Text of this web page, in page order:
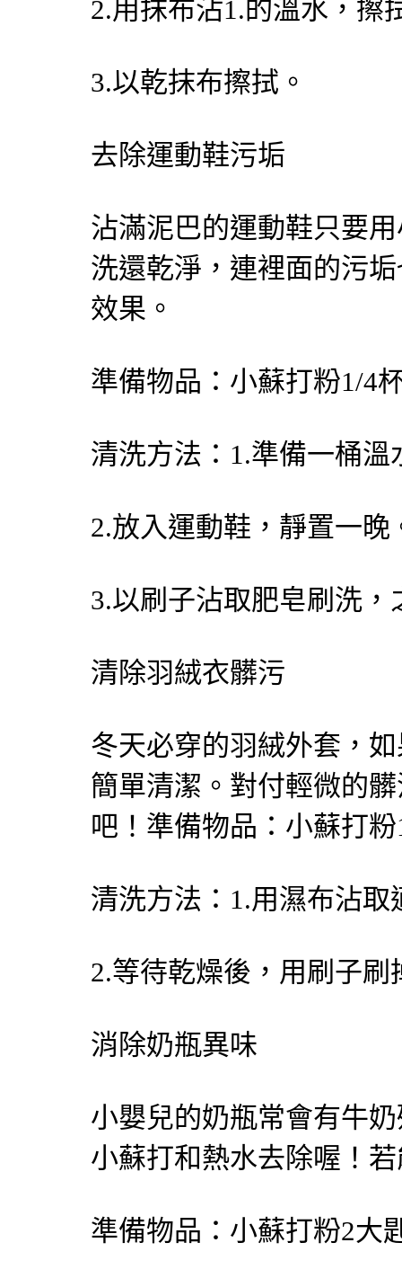
2.用抹布沾1.的溫水，擦
3.以乾抹布擦拭。
去除運動鞋污垢
沾滿泥巴的運動鞋只要
洗還乾淨，連裡面的污
效果。
準備物品：小蘇打粉1/4
清洗方法：1.準備一桶
2.放入運動鞋，靜置一晚
3.以刷子沾取肥皂刷洗
清除羽絨衣髒污
冬天必穿的羽絨外套，
簡單清潔。對付輕微的
吧！準備物品：小蘇打
清洗方法：1.用濕布沾
2.等待乾燥後，用刷子刷
消除奶瓶異味
小嬰兒的奶瓶常會有牛
小蘇打和熱水去除喔！
準備物品：小蘇打粉2大